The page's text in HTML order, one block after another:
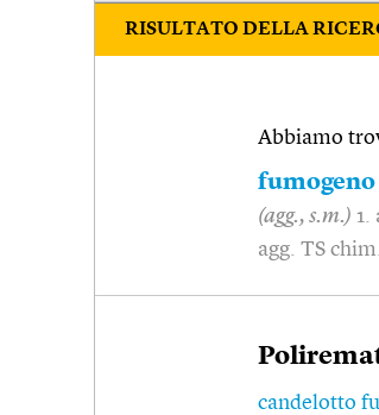
RISULTATO DELLA
Abbiamo
fumogeno
(agg., s.m.) 1.
agg. TS
candelotto